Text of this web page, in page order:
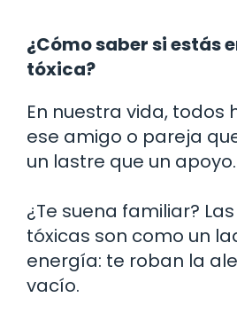
¿Cómo saber si estás
tóxica?
En nuestra vida, todos
ese amigo o pareja
un lastre que un apoyo.
¿Te suena familiar?
tóxicas son como un
energía: te roban la
vacío.